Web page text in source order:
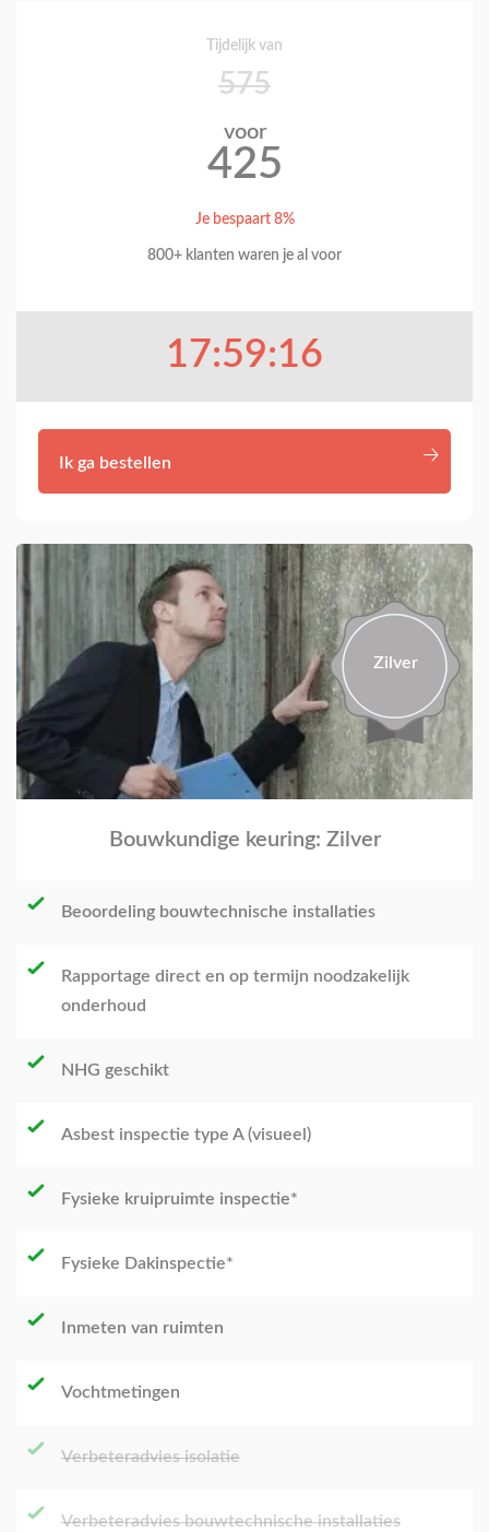
Tijdelijk van
575
voor
425
Je bespaart 8%
800+ klanten waren je al voor
17:59:15
Ik ga bestellen
Zilver
Bouwkundige keuring: Zilver
Beoordeling bouwtechnische installaties
Rapportage direct en op termijn noodzakelijk
onderhoud
NHG geschikt
Asbest inspectie type A (visueel)
Fysieke kruipruimte inspectie*
Fysieke Dakinspectie*
Inmeten van ruimten
Vochtmetingen
Verbeteradvies isolatie
Verbeteradvies bouwtechnische installaties